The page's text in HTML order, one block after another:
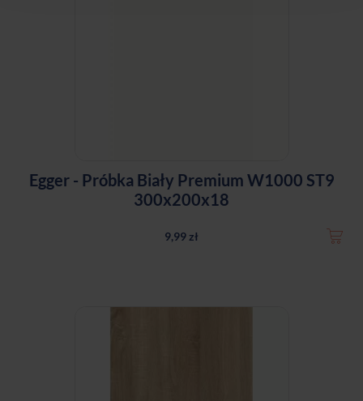
Egger - Próbka Biały Premium W1000 ST9
300x200x18
9,99 zł